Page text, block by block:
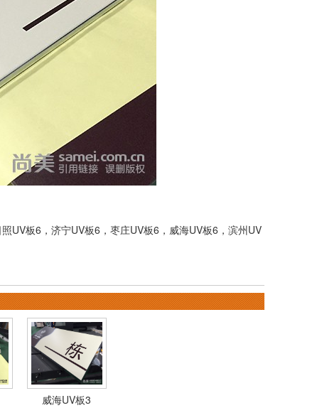
照UV板6 ， 济宁UV板6 ， 枣庄UV板6 ， 威海UV板6 ， 滨州UV
威海UV板3